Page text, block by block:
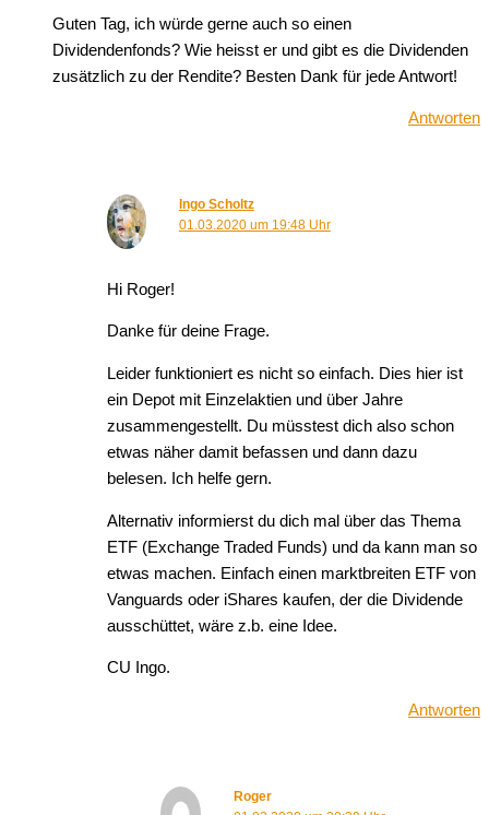
Guten Tag, ich würde gerne auch so einen
Dividendenfonds? Wie heisst er und gibt es die Dividenden
zusätzlich zu der Rendite? Besten Dank für jede Antwort!
Antworten
Ingo Scholtz
01.03.2020 um 19:48 Uhr
Hi Roger!
Danke für deine Frage.
Leider funktioniert es nicht so einfach. Dies hier ist
ein Depot mit Einzelaktien und über Jahre
zusammengestellt. Du müsstest dich also schon
etwas näher damit befassen und dann dazu
belesen. Ich helfe gern.
Alternativ informierst du dich mal über das Thema
ETF (Exchange Traded Funds) und da kann man so
etwas machen. Einfach einen marktbreiten ETF von
Vanguards oder iShares kaufen, der die Dividende
ausschüttet, wäre z.b. eine Idee.
CU Ingo.
Antworten
Roger